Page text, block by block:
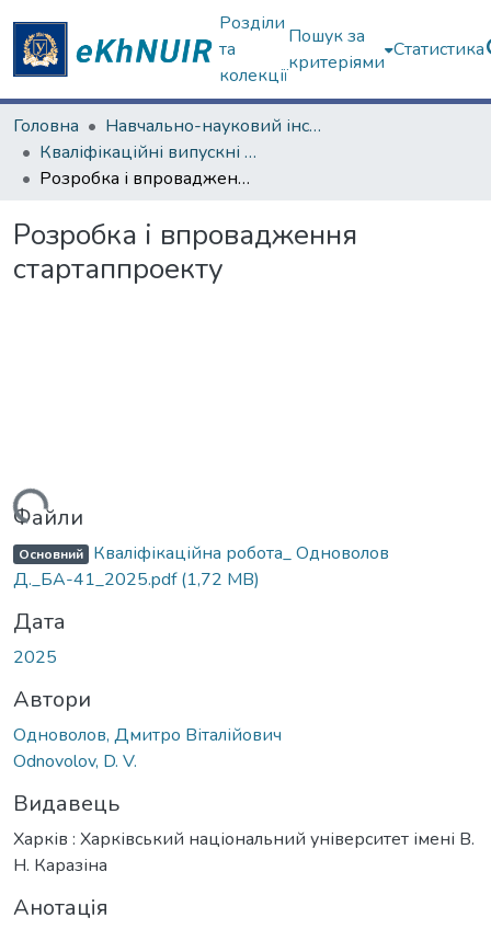
Розділи
та
колекції
Пошук за
критеріями
Статистика
Головна
Навчально-науковий інститут "Каразінська школа бізнесу"
Кваліфікаційні випускні роботи бакалаврів. Навчально-науковий інститут "Каразінська школа бізнесу"
Розробка і впровадження стартаппроекту
Розробка і впровадження
стартаппроекту
Файли
Основний Кваліфікаційна робота_ Одноволов
Д._БА-41_2025.pdf(1,72 MB)
Дата
2025
Автори
Одноволов, Дмитро Віталійович
Odnovolov, D. V.
Видавець
Харків : Харківський національний університет імені В.
Н. Каразіна
Анотація